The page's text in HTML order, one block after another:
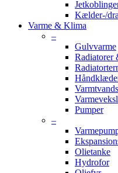
Kælder-/
Varme & Klima
–
Gulvvarme
Radiatorer
Pumper
–
Olietanke
Hydrofor